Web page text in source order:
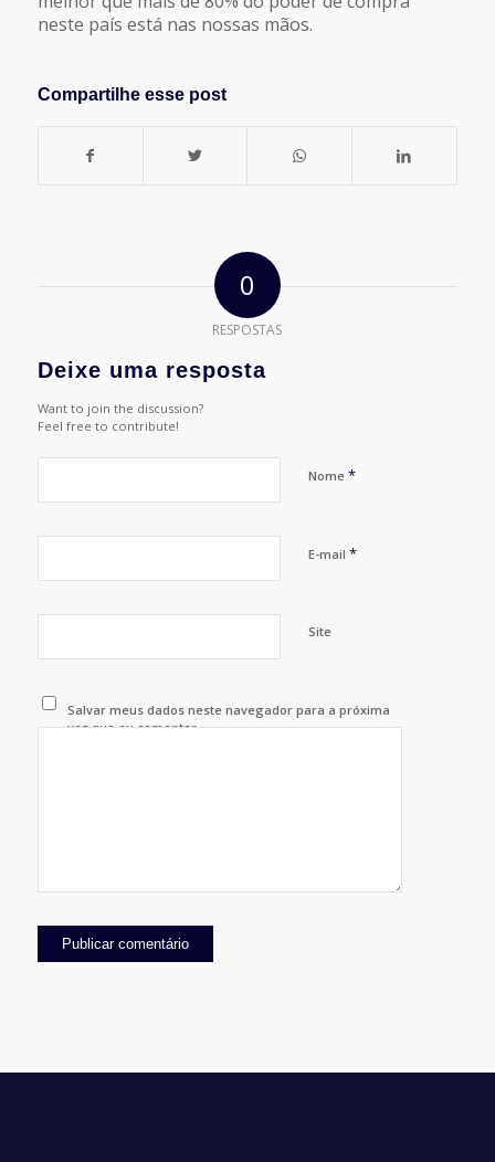
neste país está nas nossas mãos.
Compartilhe esse post
0
RESPOSTAS
Deixe uma resposta
Want to join the discussion?
Feel free to contribute!
Nome *
E-mail *
Site
Salvar meus dados neste navegador para a próxima
vez que eu comentar.